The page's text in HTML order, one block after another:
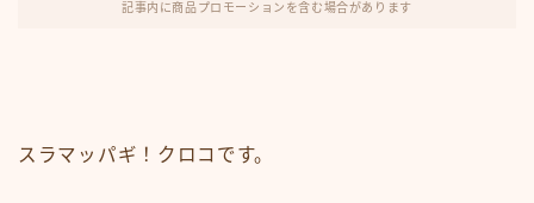
記事内に商品プロモーションを含む場合があります
スラマッパギ！クロコです。